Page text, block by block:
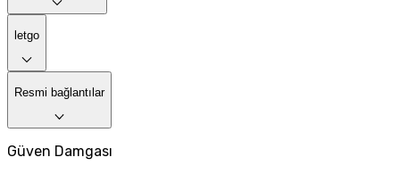
letgo
Resmi bağlantılar
Güven Damgası